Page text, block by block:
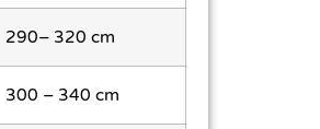
290– 320 cm
300 – 340 cm